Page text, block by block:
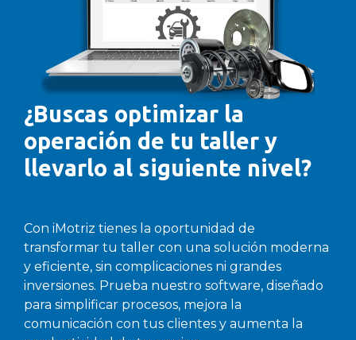
¿Buscas optimizar la
operación de tu taller y
llevarlo al siguiente nivel?
Con iMotriz tienes la oportunidad de
transformar tu taller con una solución moderna
y eficiente, sin complicaciones ni grandes
inversiones. Prueba nuestro software, diseñado
para simplificar procesos, mejora la
comunicación con tus clientes y aumenta la